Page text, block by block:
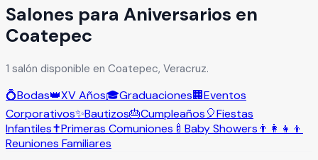
Salones para Aniversarios en
Coatepec
1 salón disponible en Coatepec, Veracruz.
💍Bodas👑XV Años🎓Graduaciones🏢Eventos
Corporativos✨Bautizos🎂Cumpleaños🎈Fiestas
Infantiles✝️Primeras Comuniones 🍼 Baby Showers 👨‍👩‍👧‍👦
Reuniones Familiares